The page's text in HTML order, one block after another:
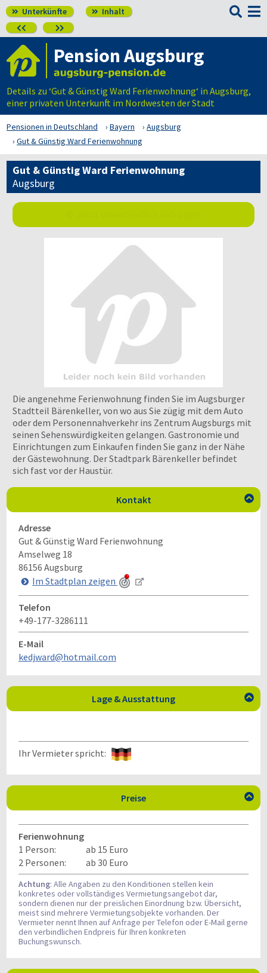
 Unterkünfte  Inhalt
 

Pension Augsburg
Details zu ‘Gut & Günstig Ward Ferienwohnung‘ in Augsburg,
einer privaten Unterkunft im Nordwesten der Stadt
Pensionen in Deutschland Bayern
Augsburg
Gut & Günstig Ward Ferienwohnung
Gut & Günstig Ward Ferienwohnung
Augsburg
Die angenehme Ferienwohnung finden Sie im Augsburger
Stadtteil Bärenkeller, von wo aus Sie zügig mit dem Auto
oder dem Personennahverkehr ins Zentrum Augsburgs mit
seinen Sehenswürdigkeiten gelangen. Gastronomie und
Einrichtungen zum Einkaufen finden Sie ganz in der Nähe
der Gästewohnung. Der Stadtpark Bärenkeller befindet
sich fast vor der Haustür.
Kontakt 
Adresse
Gut & Günstig Ward Ferienwohnung
Amselweg 18
86156 Augsburg
Im Stadtplan zeigen
Telefon
+49-177-3286111
E-Mail
kedjward@hotmail.com
Lage & Ausstattung 
Ihr Vermieter spricht:
Preise 
Ferienwohnung
1 Person:
ab 15 Euro
2 Personen:
ab 30 Euro
Achtung: Alle Angaben zu den Konditionen stellen kein
konkretes oder vollständiges Vermietungsangebot dar,
sondern dienen nur der preislichen Einordnung bzw. Übersicht,
meist sind mehrere Vermietungsobjekte vorhanden. Der
Vermieter nennt Ihnen auf Anfrage per Telefon oder E-Mail gerne
den verbindlichen Endpreis für Ihren konkreten
Buchungswunsch.